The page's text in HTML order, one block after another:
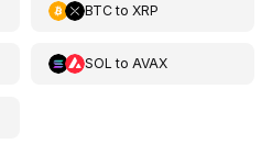
BTCto XRP
SOL to AVAX